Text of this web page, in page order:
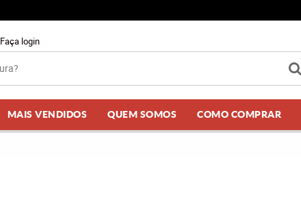
Faça login
MAIS VENDIDOS QUEM SOMOS COMO COMPRAR